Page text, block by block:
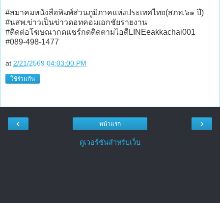
#สมาคมหนังสือพิมพ์ส่วนภูมิภาคแห่งประเทศไทย(สภท.๖๑ ปี)
#นสพ.ข่าวเป็นข่าวดอทคอมเอกชัยรายงาน
#ติดต่อโฆษณากดแชร์กดติดตามไอดีLINEeakkachai001
#089-498-1477
at 2/21/2569 04:03:00 PM
ใช้ร่วมกัน
‹ ›
หน้าแรก
ดูเวอร์ชันสำหรับเว็บ